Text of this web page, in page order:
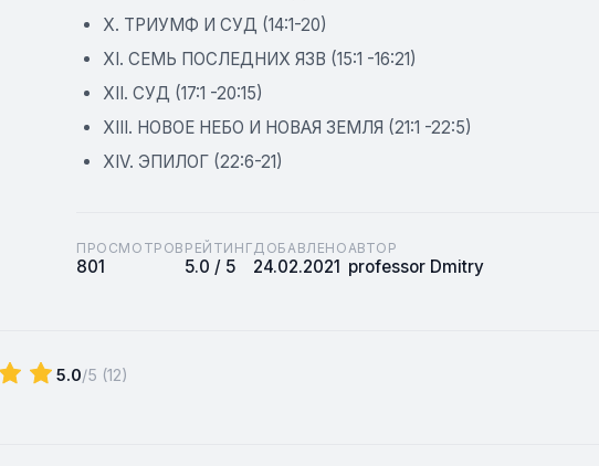
X. ТРИУМФ И СУД (14:1-20)
XI. СЕМЬ ПОСЛЕДНИХ ЯЗВ (15:1 -16:21)
XII. СУД (17:1 -20:15)
XIII. НОВОЕ НЕБО И НОВАЯ ЗЕМЛЯ (21:1 -22:5)
XIV. ЭПИЛОГ (22:6-21)
ПРОСМОТРОВ
801
РЕЙТИНГ
5.0 / 5
ДОБАВЛЕНО
24.02.2021
АВТОР
professor Dmitry
5.0/5 (12)